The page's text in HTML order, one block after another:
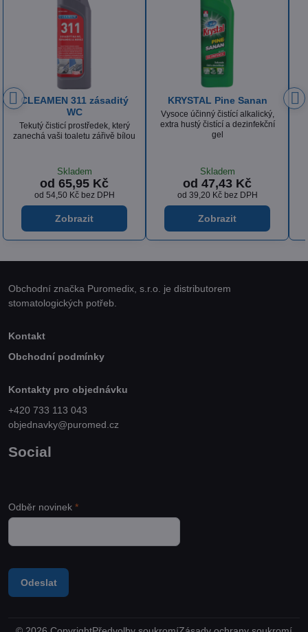
KRYSTAL Sanan Klasik
Tekutý dezinfekční prostředek
obsahující aktivní chlór
od 53,85 Kč
od 44,50 Kč
ISOLDA Silver hair &
Luxusní krémový, tělový
vlasový šampón s
recepturou a výbornou
od 36,18 Kč
od 29,90 Kč
Obchodní značka Puromedix, s.r.o. je distributorem
stomatologických potřeb.
Kontakt
Obchodní podmínky
Kontakty pro objednávku
+420 733 113 043
objednavky@puromed.cz
Social
Odběr novinek *
Odeslat